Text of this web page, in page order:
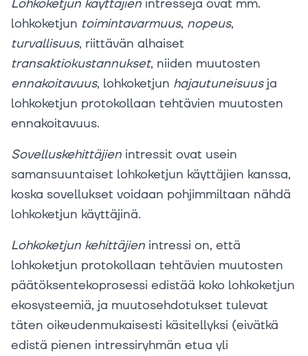
Lohkoketjun käyttäjien intressejä ovat mm.
lohkoketjun toimintavarmuus, nopeus,
turvallisuus, riittävän alhaiset
transaktiokustannukset, niiden muutosten
ennakoitavuus, lohkoketjun hajautuneisuusja
lohkoketjun protokollaan tehtävien muutosten
ennakoitavuus.
Sovelluskehittäjien intressit ovat usein
samansuuntaiset lohkoketjun käyttäjien kanssa,
koska sovellukset voidaan pohjimmiltaan nähdä
lohkoketjun käyttäjinä.
Lohkoketjun kehittäjien intressi on, että
lohkoketjun protokollaan tehtävien muutosten
päätöksentekoprosessi edistää koko lohkoketjun
ekosysteemiä, ja muutosehdotukset tulevat
täten oikeudenmukaisesti käsitellyksi (eivätkä
edistä pienen intressiryhmän etua yli